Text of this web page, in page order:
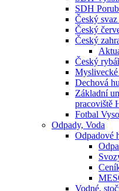
SDH
Český
Český
Český
Český
Myslivecké
Dechová
Základní
pracoviště
Fotbal
Odpady, Voda
Odpadové
Vodné,